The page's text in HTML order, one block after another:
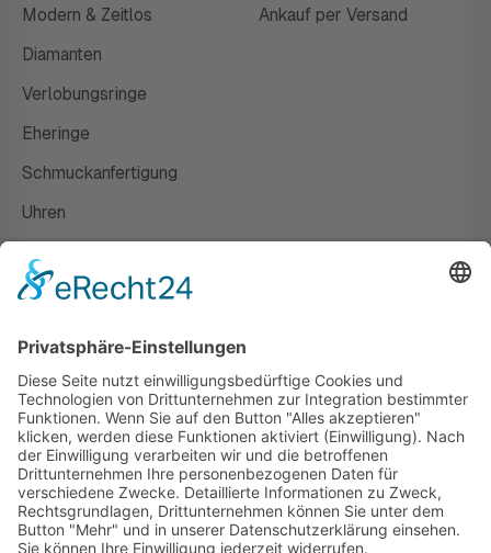
Modern & Zeitlos
Diamanten
Verlobungsringe
Eheringe
Schmuckanfertigung
Uhren
Ankauf per Versand
Susanne Steiger
Geschäfte
Newsletter
Kontakt